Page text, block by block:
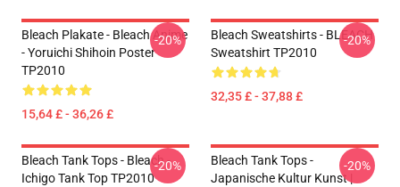
Bleach Plakate - Bleach Anime
- Yoruichi Shihoin Poster
TP2010
15,64 £ - 36,26 £
-20%
Bleach Sweatshirts - BLEACH
Sweatshirt TP2010
32,35 £ - 37,88 £
-20%
Bleach Tank Tops - Bleach -
Ichigo Tank Top TP2010
-20%
Bleach Tank Tops -
Japanische Kultur Kunst |
-20%